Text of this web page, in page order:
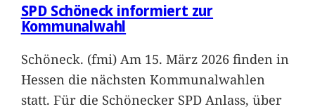
SPD Schöneck informiert zur
Kommunalwahl
Schöneck. (fmi) Am 15. März 2026 finden in
Hessen die nächsten Kommunalwahlen
statt. Für die Schönecker SPD Anlass, über